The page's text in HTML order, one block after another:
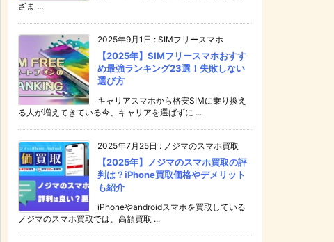
ざま ...
2025年9月1日 : SIMフリースマホ
【2025年】SIMフリースマホおすす
め最強ランキング23選！失敗しない
選び方
キャリアスマホから格安SIMに乗り換え
る人が増えてきている今、キャリアを選ばずに ...
2025年7月25日 : ノジマのスマホ買取
【2025年】ノジマのスマホ買取の評
判は？iPhone買取価格やデメリット
も紹介
iPhoneやandroidスマホを買取している
ノジマのスマホ買取では、高額買取 ...